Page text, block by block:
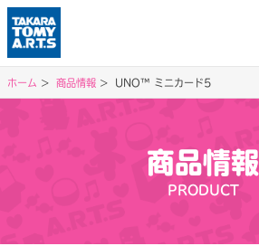
閉じる
ホーム 商品情報 UNO™ ミニカード5
商品情報
PRODUCT